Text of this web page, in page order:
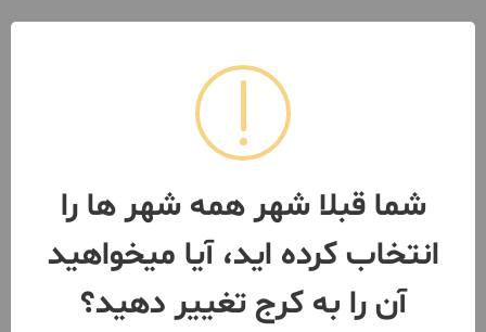
شما قبلا شهر همه شهر ها را
انتخاب کرده اید، آیا میخواهید
آن را به کرج تغییر دهید؟